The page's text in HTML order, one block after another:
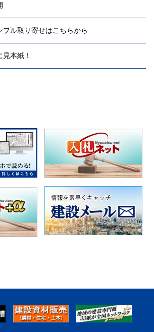
プル取り寄せはこちらから
本紙！